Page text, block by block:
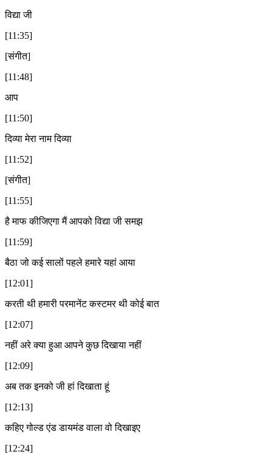
विद्या जी
[11:35]
[संगीत]
[11:48]
आप
[11:50]
दिव्या मेरा नाम दिव्या
[11:52]
[संगीत]
[11:55]
है माफ कीजिएगा मैं आपको विद्या जी समझ
[11:59]
बैठा जो कई सालों पहले हमारे यहां आया
[12:01]
करती थी हमारी परमानेंट कस्टमर थी कोई बात
[12:07]
नहीं अरे क्या हुआ आपने कुछ दिखाया नहीं
[12:09]
अब तक इनको जी हां दिखाता हूं
[12:13]
कहिए गोल्ड एंड डायमंड वाला वो दिखाइए
[12:24]